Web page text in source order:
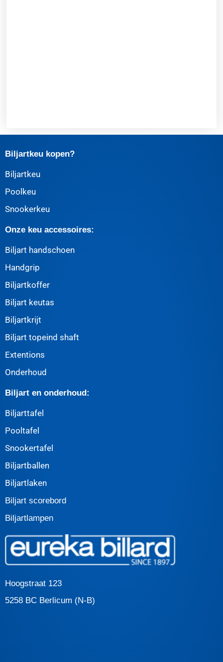
Biljartkeu kopen?
Biljartkeu
Poolkeu
Snookerkeu
Onze keu accessoires:
Biljart handschoen
Handgrip
Biljartkoffer
Biljart keutas
Biljartkrijt
Biljart topeind shaft
Extentions
Onderhoud
Biljart en onderhoud:
Biljarttafel
Pooltafel
Snookertafel
Biljartballen
Biljartlaken
Biljart scorebord
Biljartlampen
Hoogstraat 123
5258 BC Berlicum (N-B)